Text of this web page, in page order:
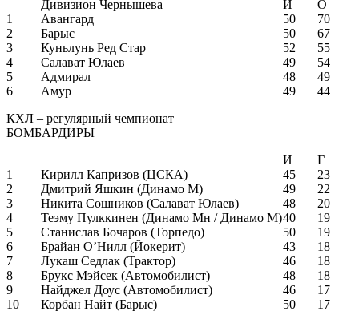
Дивизион Чернышева
И
О
1
Авангард 50
70
2
Барыс 50
67
3
Куньлунь Ред Стар 52
55
4
Салават Юлаев 49
54
5
Адмирал 48
49
6
Амур 49
44
КХЛ – регулярный чемпионат
БОМБАРДИРЫ
И
Г
1
Кирилл Капризов (ЦСКА) 45
23
2
Дмитрий Яшкин (Динамо М) 49
22
3
Никита Сошников (Салават Юлаев) 48
20
4
Теэму Пулккинен (Динамо Мн / Динамо М)40
19
5
Станислав Бочаров (Торпедо) 50
19
6
Брайан О’Нилл (Йокерит) 43
18
7
Лукаш Седлак (Трактор) 46
18
8
Брукс Мэйсек (Автомобилист) 48
18
9
Найджел Доус (Автомобилист) 46
17
10
Корбан Найт (Барыс) 50
17